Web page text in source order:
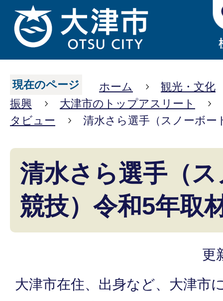
現在のページ ホーム
観光・文化
振興
大津市のトップアスリート
タビュー
清水さら選手（スノーボー
清水さら選手（
競技）令和5年取
更
大津市在住、出身など、大津市